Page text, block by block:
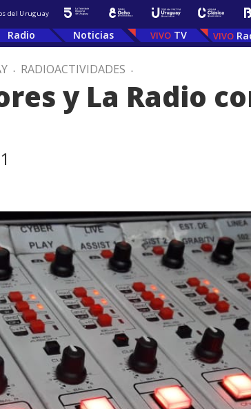
del Uruguay
Radio Noticias TV
. RADIOACTIVIDADES .
y La Radio